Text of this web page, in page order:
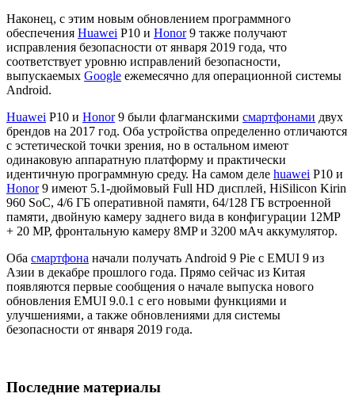
Наконец, с этим новым обновлением программного
обеспечения Huawei P10 и Honor9 также получают
исправления безопасности от января 2019 года, что
соответствует уровню исправлений безопасности,
выпускаемых Google ежемесячно для операционной системы
Android.
Huawei P10 и Honor9 были флагманскими смартфонами двух
брендов на 2017 год. Оба устройства определенно отличаются
с эстетической точки зрения, но в остальном имеют
одинаковую аппаратную платформу и практически
идентичную программную среду. На самом деле huawei P10 и
Honor9 имеют 5.1-дюймовый Full HD дисплей, HiSilicon Kirin
960 SoC, 4/6 ГБ оперативной памяти, 64/128 ГБ встроенной
памяти, двойную камеру заднего вида в конфигурации 12MP
+ 20 MP, фронтальную камеру 8MP и 3200 мАч аккумулятор.
Оба смартфона начали получать Android 9 Pie с EMUI 9 из
Азии в декабре прошлого года. Прямо сейчас из Китая
появляются первые сообщения о начале выпуска нового
обновления EMUI 9.0.1 с его новыми функциями и
улучшениями, а также обновлениями для системы
безопасности от января 2019 года.
Последние материалы